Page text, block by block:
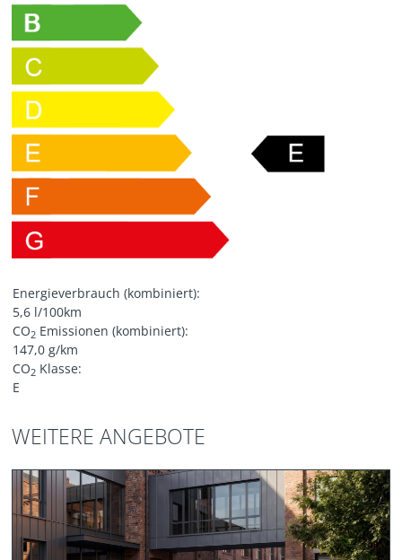
Energieverbrauch (kombiniert):
5,6 l/100km
CO2 Emissionen (kombiniert):
147,0 g/km
CO2 Klasse:
E
WEITERE ANGEBOTE